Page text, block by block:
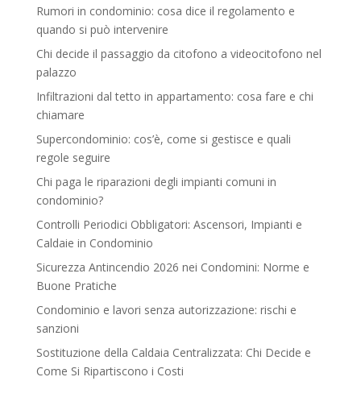
Rumori in condominio: cosa dice il regolamento e
quando si può intervenire
Chi decide il passaggio da citofono a videocitofono nel
palazzo
Infiltrazioni dal tetto in appartamento: cosa fare e chi
chiamare
Supercondominio: cos’è, come si gestisce e quali
regole seguire
Chi paga le riparazioni degli impianti comuni in
condominio?
Controlli Periodici Obbligatori: Ascensori, Impianti e
Caldaie in Condominio
Sicurezza Antincendio 2026 nei Condomini: Norme e
Buone Pratiche
Condominio e lavori senza autorizzazione: rischi e
sanzioni
Sostituzione della Caldaia Centralizzata: Chi Decide e
Come Si Ripartiscono i Costi